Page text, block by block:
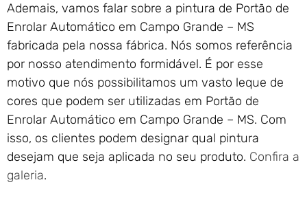
Ademais, vamos falar sobre a pintura de Portão de
Enrolar Automático em Campo Grande – MS
fabricada pela nossa fábrica. Nós somos referência
por nosso atendimento formidável. É por esse
motivo que nós possibilitamos um vasto leque de
cores que podem ser utilizadas em Portão de
Enrolar Automático em Campo Grande – MS. Com
isso, os clientes podem designar qual pintura
desejam que seja aplicada no seu produto. Confira a
galeria.